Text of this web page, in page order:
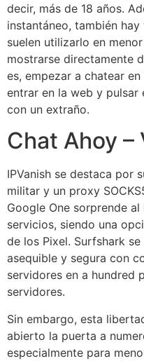
decir, más de 18 años.
instantáneo, también
suelen utilizarlo en
mostrarse directamente
es, empezar a chatear
entrar en la web y
con un extraño.
Chat Ahoy –
IPVanish se destaca por
militar y un proxy
Google One sorprende
servicios, siendo una
de los Pixel. Surfshark
asequible y segura con
servidores en a hundred
servidores.
Sin embargo, esta
abierto la puerta a
especialmente para